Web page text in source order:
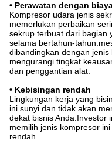
• Perawatan dengan
Kompresor udara jenis
memerlukan perbaikan
sekrup terbuat dari bagian
selama bertahun-
dibandingkan dengan
mengurangi tingkat
dan penggantian alat.
• Kebisingan rendah
Lingkungan kerja yang
ini sunyi dan tidak akan
dekat bisnis Anda.Investor
memilih jenis kompresor
rendah.